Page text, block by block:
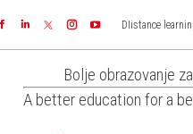
FacebookLinkedin Instagram
DIistance
Bolje obrazovanje
A better education for a
PROJECTS SONS EDTECH